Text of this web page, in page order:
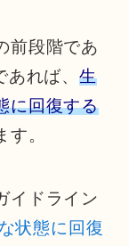
前段階であ
あれば、生
に回復する
。
イドライン
状態に回復